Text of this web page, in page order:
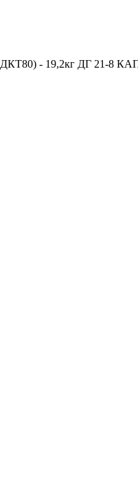
- 19,2кг ДГ 21-8